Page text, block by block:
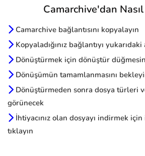
Camarchive'dan
Camarchive bağlantısını kopyalayın
Kopyaladığınız bağlantıyı yukarıdaki
Dönüştürmek için dönüştür
Dönüşümün tamamlanmasını
Dönüştürmeden sonra dosya türleri
görünecek
İhtiyacınız olan dosyayı indirmek
tıklayın